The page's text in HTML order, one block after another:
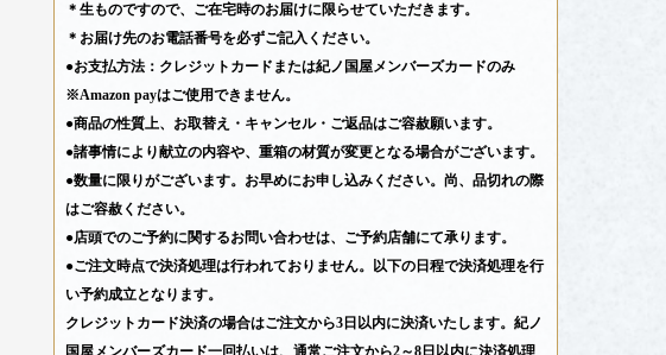
＊生ものですので、ご在宅時のお届けに限らせていただきます。
＊お届け先のお電話番号を必ずご記入ください。
●お支払方法：クレジットカードまたは紀ノ国屋メンバーズカードのみ
※Amazon payはご使用できません。
●商品の性質上、お取替え・キャンセル・ご返品はご容赦願います。
●諸事情により献立の内容や、重箱の材質が変更となる場合がございます。
●数量に限りがございます。お早めにお申し込みください。尚、品切れの際
はご容赦ください。
●店頭でのご予約に関するお問い合わせは、ご予約店舗にて承ります。
●ご注文時点で決済処理は行われておりません。以下の日程で決済処理を行
い予約成立となります。
クレジットカード決済の場合はご注文から3日以内に決済いたします。紀ノ
国屋メンバーズカード一回払いは、通常ご注文から2～8日以内に決済処理